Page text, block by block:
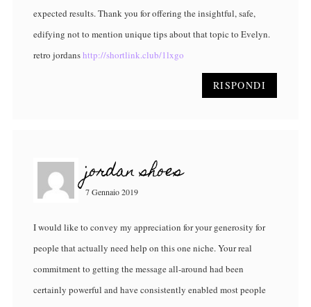
expected results. Thank you for offering the insightful, safe,
edifying not to mention unique tips about that topic to Evelyn.
retro jordanshttp://shortlink.club/1lxgo
RISPONDI
jordan shoes
7 Gennaio 2019
I would like to convey my appreciation for your generosity for
people that actually need help on this one niche. Your real
commitment to getting the message all-around had been
certainly powerful and have consistently enabled most people